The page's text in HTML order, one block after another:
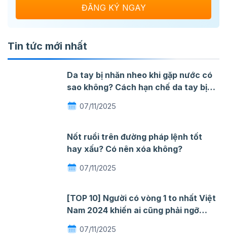
Tin tức mới nhất
Da tay bị nhăn nheo khi gặp nước có
sao không? Cách hạn chế da tay bị
nhăn khi gặp nước
07/11/2025
Nốt ruồi trên đường pháp lệnh tốt
hay xấu? Có nên xóa không?
07/11/2025
[TOP 10] Người có vòng 1 to nhất Việt
Nam 2024 khiến ai cũng phải ngỡ
ngàng mê đắm
07/11/2025